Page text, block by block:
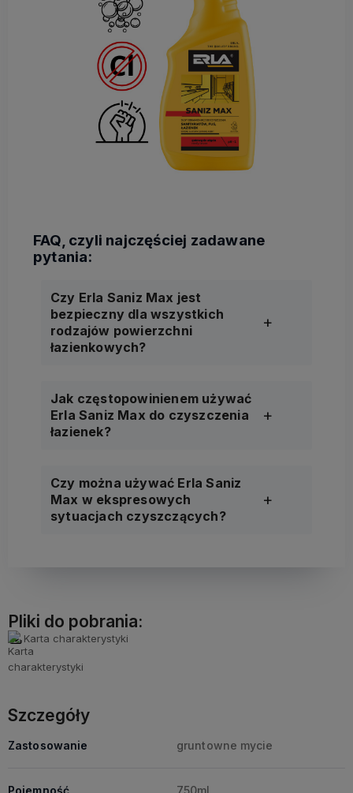
Czy Erla Saniz Max jest
bezpieczny dla wszystkich
rodzajów powierzchni
łazienkowych?
Jak częstopowinienem używać
Erla Saniz Max do czyszczenia
łazienek?
Czy można używać Erla Saniz
Max w ekspresowych
sytuacjach czyszczących?
Pliki do pobrania:
Karta charakterystyki
Szczegóły
Zastosowanie gruntowne mycie
Pojemność 750ml